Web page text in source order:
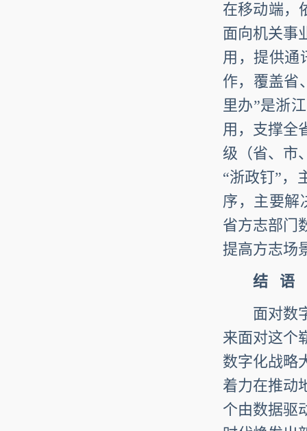
在移动端，
面向机关事
用，提供通
作，覆盖省
里办”是浙
用，支撑全
级（省、市
“浙政钉”，
序，主要解
省方志部门
提高方志场
结 语
面对数字
来面对这个
数字化战略
着力在推动
个由数据驱